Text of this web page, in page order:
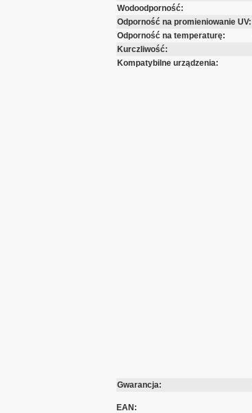
Wodoodporność:
Odporność na promieniowanie UV:
Odporność na temperaturę:
Kurczliwość:
Kompatybilne urządzenia:
Gwarancja:
EAN: